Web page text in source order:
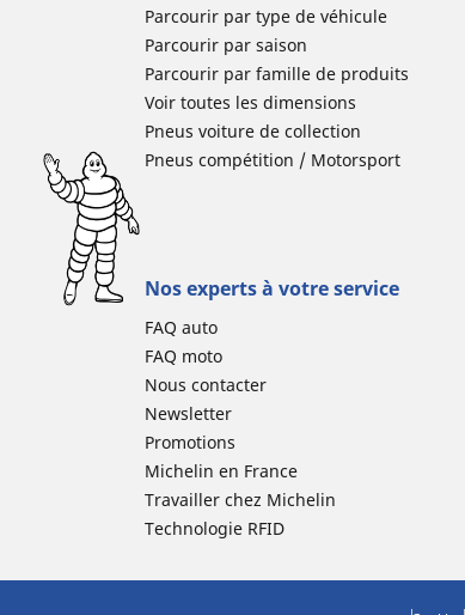
Parcourir par type de véhicule
Parcourir par saison
Parcourir par famille de produits
Voir toutes les dimensions
Pneus voiture de collection
Pneus compétition / Motorsport
Nos experts à votre service
FAQ auto
FAQ moto
Nous contacter
Newsletter
Promotions
Michelin en France
Travailler chez Michelin
Technologie RFID